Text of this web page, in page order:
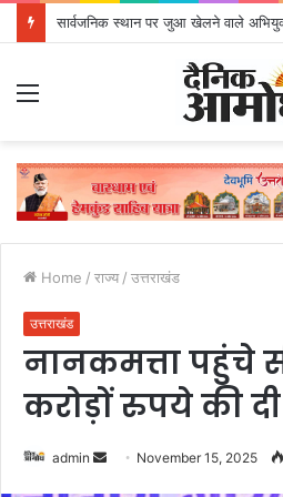
सार्वजनिक स्थान पर जुआ खेलने वाले
Home / राज्य / उत्तराखंड
उत्तराखंड
नानकमत्ता पहुंचे
करोड़ों रुपये की
admin November 15, 2025